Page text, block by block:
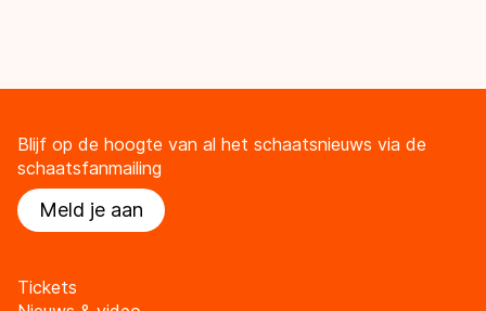
Blijf op de hoogte van al het schaatsnieuws via de
schaatsfanmailing
Meld je aan
Tickets